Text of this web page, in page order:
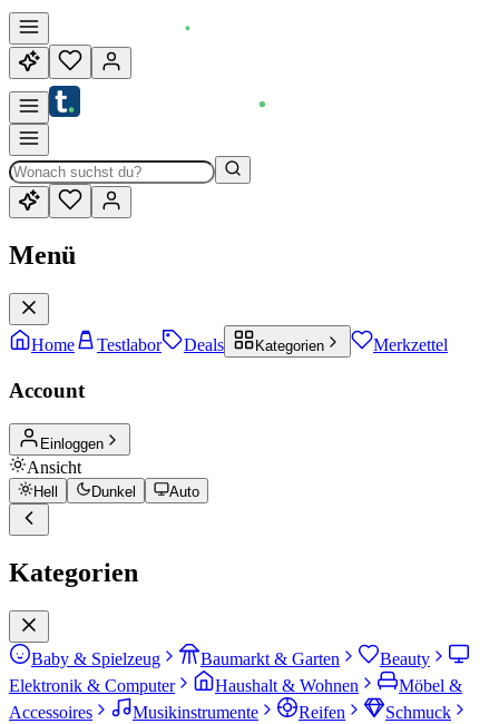
Menü
Home Testlabor Deals Kategorien Merkzettel
Account
Einloggen
Ansicht
Hell Dunkel Auto
Kategorien
Baby & Spielzeug Baumarkt & Garten
Beauty
Elektronik & Computer
Haushalt & Wohnen
Möbel &
Accessoires
Musikinstrumente Reifen
Schmuck